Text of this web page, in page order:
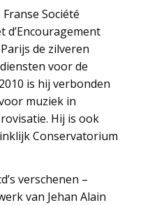
Société
d’Encouragement
Parijs de zilveren
voor de
is hij verbonden
muziek in
Hij is ook
Conservatorium
verschenen –
van Jehan Alain